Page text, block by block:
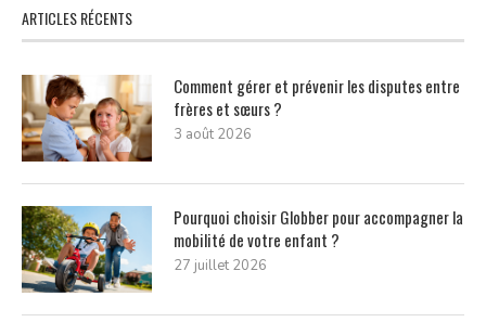
ARTICLES RÉCENTS
Comment gérer et prévenir les disputes entre
frères et sœurs ?
3 août 2026
Pourquoi choisir Globber pour accompagner la
mobilité de votre enfant ?
27 juillet 2026